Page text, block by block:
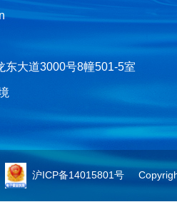
东大道3000号8幢501-5室
沪ICP备14015801号Copyright